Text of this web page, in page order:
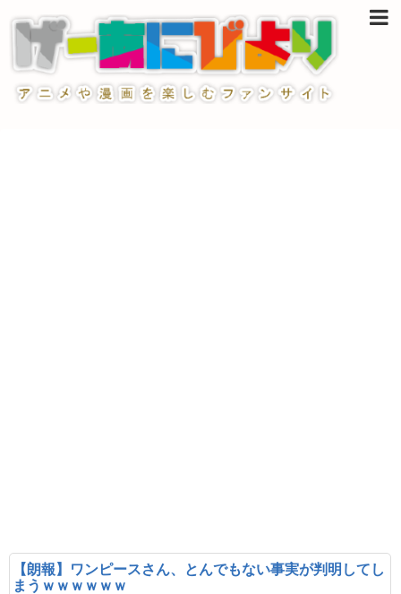
【朗報】ワンピースさん、とんでもない事実が判明してし
まうｗｗｗｗｗｗ